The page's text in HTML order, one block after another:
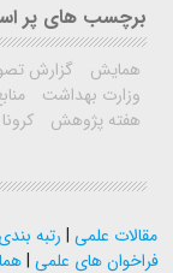
برچسب های پر
همایش گزارش
وزارت بهداشت
هفته پژوهش
کرونا
مقالات علمی | رتبه
فراخوان های علمی |